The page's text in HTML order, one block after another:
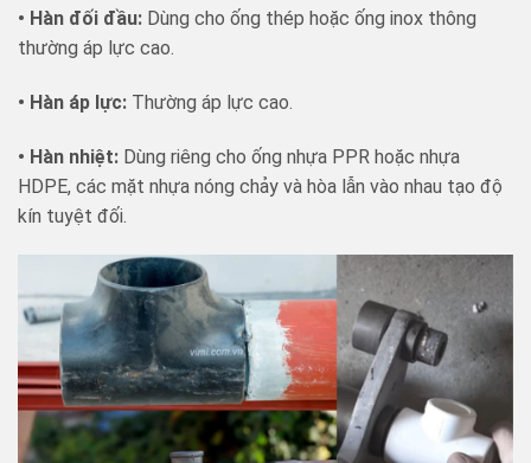
• Hàn đối đầu: Dùng cho ống thép hoặc ống inox thông
thường áp lực cao.
• Hàn áp lực: Thường áp lực cao.
• Hàn nhiệt: Dùng riêng cho ống nhựa PPR hoặc nhựa
HDPE, các mặt nhựa nóng chảy và hòa lẫn vào nhau tạo độ
kín tuyệt đối.